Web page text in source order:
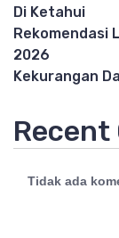
Di Ketahui
Rekomendasi
2026
Kekurangan
Recent
Tidak ada